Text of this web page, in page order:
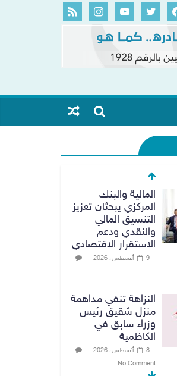
المالية والبنك
المركزي يبحثان تعزيز
التنسيق المالي
والنقدي ودعم
الاستقرار الاقتصادي
9 أغسطس، 2026
النزاهة تنفي مداهمة
منزل شقيق رئيس
وزراء سابق في
الكاظمية
8 أغسطس، 2026
No Comment